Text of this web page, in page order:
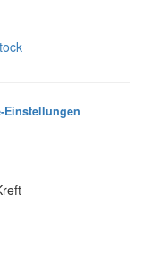
Einstellungen